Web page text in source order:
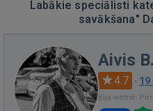
Labākie speciālisti
savākšana"
Aivis B.
4.7 · 19
Bija vietnē: